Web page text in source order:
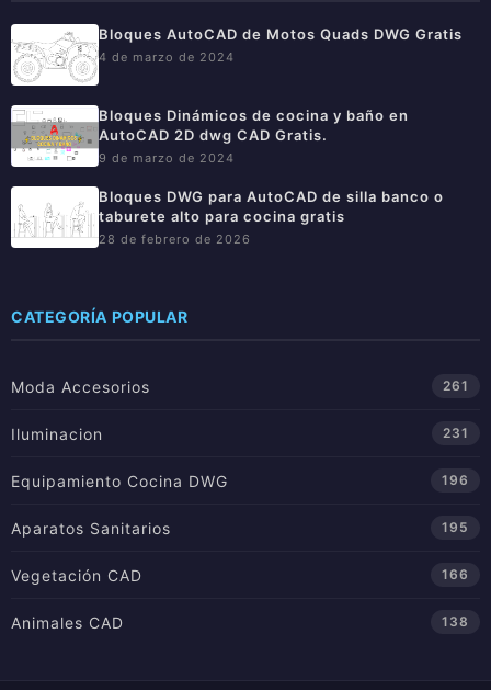
Bloques AutoCAD de Motos Quads DWG Gratis
4 de marzo de 2024
Bloques Dinámicos de cocina y baño en
AutoCAD 2D dwg CAD Gratis.
9 de marzo de 2024
Bloques DWG para AutoCAD de silla banco o
taburete alto para cocina gratis
28 de febrero de 2026
CATEGORÍA POPULAR
Moda Accesorios 261
Iluminacion 231
Equipamiento Cocina DWG 196
Aparatos Sanitarios 195
Vegetación CAD 166
Animales CAD 138